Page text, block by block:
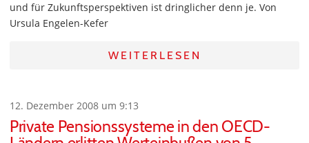
und für Zukunftsperspektiven ist dringlicher denn je. Von
Ursula Engelen-Kefer
WEITERLESEN
12. Dezember 2008 um 9:13
Private Pensionssysteme in den OECD-